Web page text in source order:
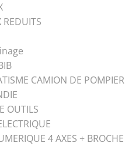
REDUITS
CAMION DE POMPIER
OUTILS
4 AXES + BROCHE